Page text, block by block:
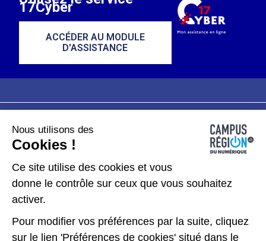
17Cyber
ACCÉDER AU MODULE
D'ASSISTANCE
Plan du site
Données personnelles
Kit de communication
Nous utilisons des
Cookies !
Ce site utilise des cookies et vous
donne le contrôle sur ceux que vous souhaitez
activer.
Pour modifier vos préférences par la suite, cliquez
sur le lien 'Préférences de cookies' situé dans le